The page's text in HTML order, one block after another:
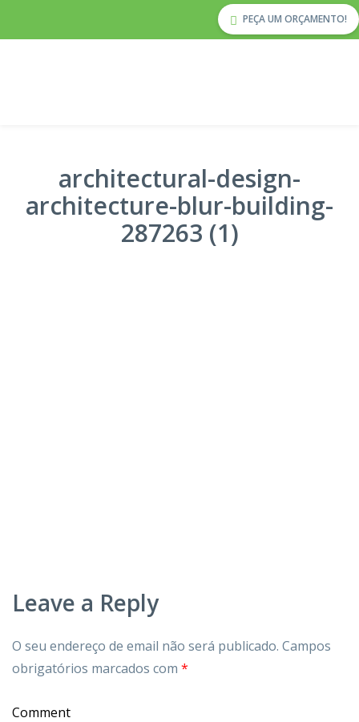
PEÇA UM ORÇAMENTO!
architectural-design-
architecture-blur-building-
287263 (1)
Leave a Reply
O seu endereço de email não será publicado. Campos
obrigatórios marcados com *
Comment